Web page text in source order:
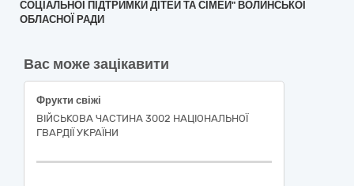
СОЦІАЛЬНОЇ ПІДТРИМКИ ДІТЕЙ ТА СІМЕЙ" ВОЛИНСЬКОЇ
ОБЛАСНОЇ РАДИ
Вас може зацікавити
Фрукти свіжі
ВІЙСЬКОВА ЧАСТИНА 3002 НАЦІОНАЛЬНОЇ
ГВАРДІЇ УКРАЇНИ